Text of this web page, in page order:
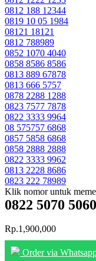
0812 188 12344
0819 10 05 1984
08121 18121
0812 788989
0852 1070 4040
0858 8586 8586
0813 889 67878
0813 666 5757
0878 2288 1288
0823 7577 7878
0822 3333 9964
08 575757 6868
0857 5858 6868
0858 2888 2888
0822 3333 9962
0813 2228 8686
0823 222 78989
Klik nomor untuk
0822 5070 5060
Rp.1,900,000
Order via